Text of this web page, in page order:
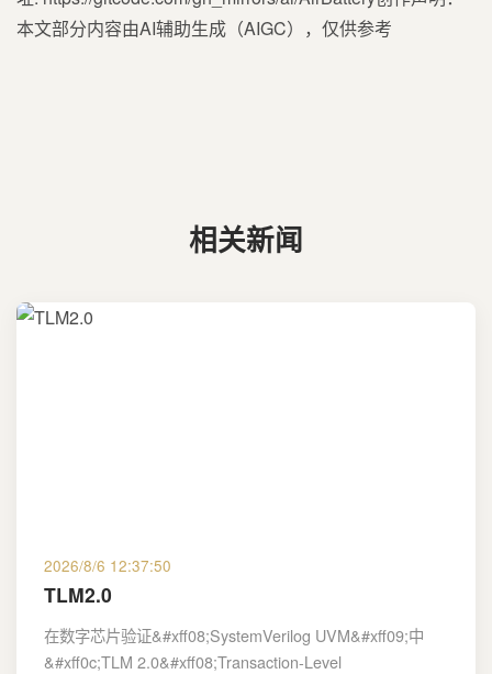
本文部分内容由AI辅助生成（AIGC），仅供参考
相关新闻
2026/8/6 12:37:50
TLM2.0
在数字芯片验证&#xff08;SystemVerilog UVM&#xff09;中
&#xff0c;TLM 2.0&#xff08;Transaction-Level